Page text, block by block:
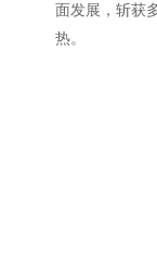
面发展，斩获
热。